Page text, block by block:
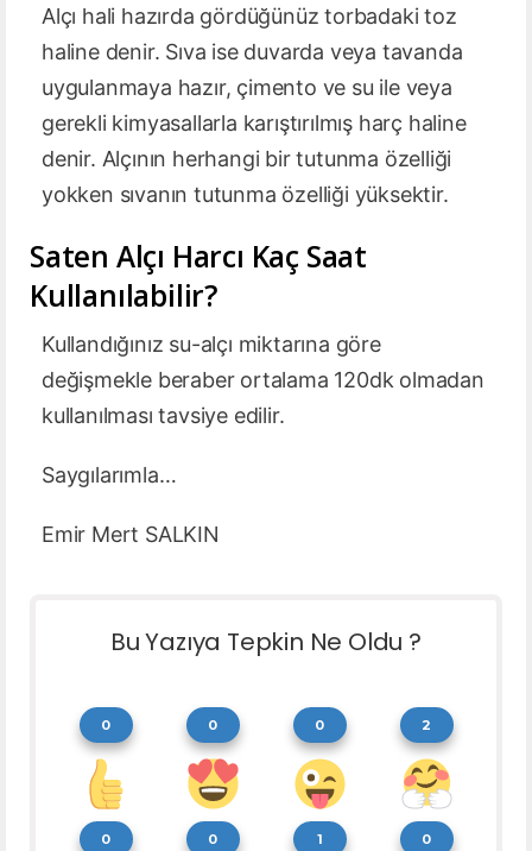
Alçı hali hazırda gördüğünüz torbadaki toz
haline denir. Sıva ise duvarda veya tavanda
uygulanmaya hazır, çimento ve su ile veya
gerekli kimyasallarla karıştırılmış harç haline
denir. Alçının herhangi bir tutunma özelliği
yokken sıvanın tutunma özelliği yüksektir.
Saten Alçı Harcı Kaç Saat
Kullanılabilir?
Kullandığınız su-alçı miktarına göre
değişmekle beraber ortalama 120dk olmadan
kullanılması tavsiye edilir.
Saygılarımla…
Emir Mert SALKIN
Bu Yazıya Tepkin Ne Oldu ?
0 0 0 2
0 0 1 0